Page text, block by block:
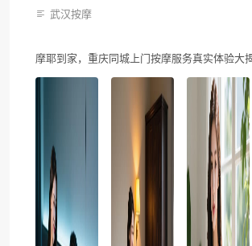
武汉按摩
摩耶到家，重庆同城上门按摩服务真实体验大